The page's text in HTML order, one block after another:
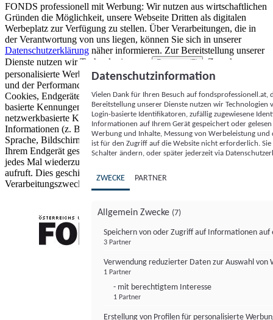
FONDS professionell mit Werbung: Wir nutzen aus wirtschaftlichen
Gründen die Möglichkeit, unsere Webseite Dritten als digitalen
Werbeplatz zur Verfügung zu stellen. Über Verarbeitungen, die in
der Verantwortung von uns liegen, können Sie sich in unserer
Datenschutzerklärung näher informieren. Zur Bereitstellung unserer
Dienste nutzen wir Technologien von
Partnern (5)
. Zwecke:
personalisierte Werbung und Inhalte, Messung von Werbeleistung
und der Performance von Inhalten sowie Zielgruppenforschung.
Cookies, Endgeräte- oder ähnliche Online-Kennungen (z. B. login-
basierte Kennungen, zufällig generierte Kennungen,
netzwerkbasierte Kennungen) können zusammen mit anderen
Informationen (z. B. Browsertyp und Browserinformationen,
Sprache, Bildschirmgröße, unterstützte Technologien usw.) auf
Ihrem Endgerät gespeichert oder von dort ausgelesen werden, um es
jedes Mal wiederzuerkennen, wenn es eine App oder einer Webseite
aufruft. Dies geschieht für einen oder mehrere der hier aufgeführten
Verarbeitungszwecke.
Datenschutzinformation
Vielen Dank für Ihren Besuch auf
Bereitstellung unserer Dienste nutzen wir Technologien
Login-basierte Identifikatoren, zufällig zugewiesene
Informationen auf Ihrem Gerät gespeichert oder
Werbung und Inhalte, Messung von Werbeleistung
ist für den Zugriff auf die Website nicht erforderlich.
Schalter ändern, oder später jederzeit via
ZWECKE PARTNER
Allgemein Zwecke (7)
Speichern von oder Zugriff auf Informationen auf
3 Partner
Verwendung reduzierter Daten zur Auswahl von
1 Partner
- mit berechtigtem Interesse
1 Partner
Erstellung von Profilen für personalisierte
FONDS professionell